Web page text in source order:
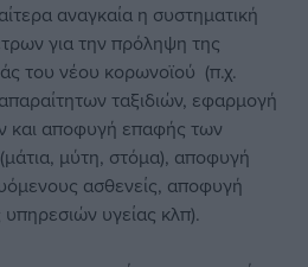
αναγκαία η συστηματική
για την πρόληψη της
του νέου κορωνοϊού (π.χ.
ταξιδιών, εφαρμογή
και αποφυγή επαφής των
μύτη, στόμα), αποφυγή
ασθενείς, αποφυγή
υγείας κλπ).